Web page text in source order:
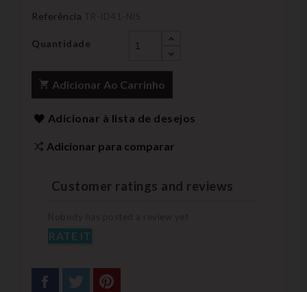
Referência
Quantidade
Adicionar Ao Carrinho
Adicionar à lista de desejos
Adicionar para comparar
Customer ratings and reviews
RATE IT